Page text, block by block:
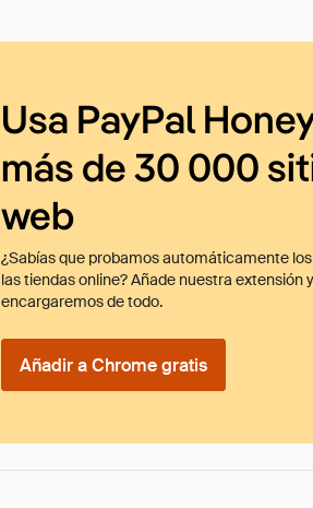
Usa PayPal
más de 30 000
web
¿Sabías que probamos automáticamente
las tiendas online? Añade nuestra extensión
encargaremos de todo.
Añadir a Chrome gratis